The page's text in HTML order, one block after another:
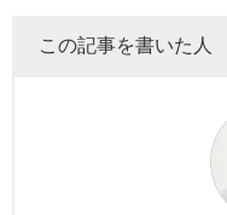
この記事を書いた人